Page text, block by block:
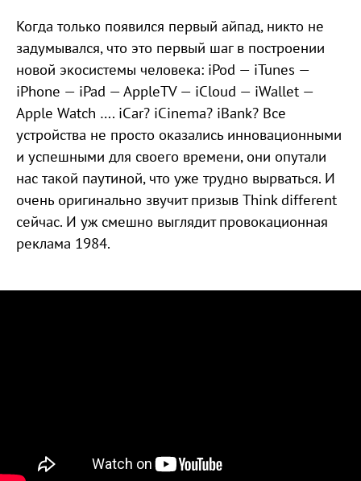
Когда только появился первый айпад, никто не
задумывался, что это первый шаг в построении
новой экосистемы человека: iPod — iTunes —
iPhone — iPad — AppleTV — iCloud — iWallet —
Apple Watch …. iCar? iCinema? iBank? Все
устройства не просто оказались инновационными
и успешными для своего времени, они опутали
нас такой паутиной, что уже трудно вырваться. И
очень оригинально звучит призыв Think different
сейчас. И уж смешно выглядит провокационная
реклама 1984.